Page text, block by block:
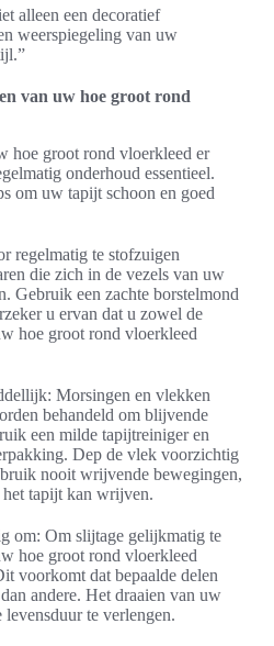
alleen een decoratief
weerspiegeling van uw
van uw hoe groot rond
hoe groot rond vloerkleed er
onderhoud essentieel.
om uw tapijt schoon en goed
regelmatig te stofzuigen
die zich in de vezels van uw
Gebruik een zachte borstelmond
u ervan dat u zowel de
hoe groot rond vloerkleed
Morsingen en vlekken
behandeld om blijvende
een milde tapijtreiniger en
Dep de vlek voorzichtig
nooit wrijvende bewegingen,
tapijt kan wrijven.
om: Om slijtage gelijkmatig te
hoe groot rond vloerkleed
voorkomt dat bepaalde delen
andere. Het draaien van uw
te verlengen.